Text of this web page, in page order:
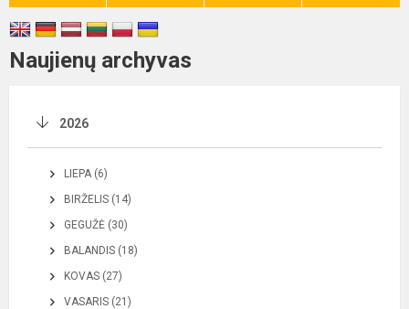
Naujienų archyvas
2026
LIEPA (6)
BIRŽELIS (14)
GEGUŽĖ (30)
BALANDIS (18)
KOVAS (27)
VASARIS (21)